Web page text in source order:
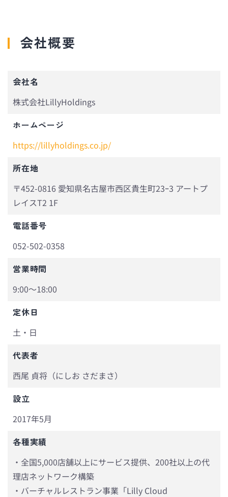
会社概要
会社名
株式会社LillyHoldings
ホームページ
https://lillyholdings.co.jp/
所在地
〒452-0816 愛知県名古屋市西区貴生町23ｰ3 アートプ
レイスT2 1F
電話番号
052-502-0358
営業時間
9:00～18:00
定休日
土・日
代表者
西尾 貞将（にしお さだまさ）
設立
2017年5月
各種実績
・全国5,000店舗以上にサービス提供、200社以上の代
理店ネットワーク構築
・バーチャルレストラン事業「Lilly Cloud